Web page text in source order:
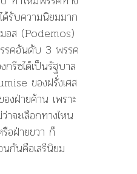
ด้รับความนิยมมาก
อส (Podemos)
รคอันดับ 3 พรรค
รีซได้เป็นรัฐบาล
ของฝรั่งเศส
งฝ่ายค้าน เพราะ
าจะเลือกทางไหน
อฝ่ายขวา ก็
นกันคือเสรีนิยม